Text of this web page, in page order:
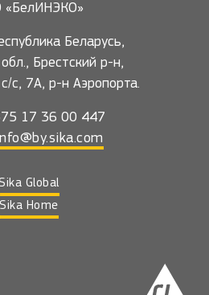
«БелИНЭКО»
Беларусь,
Брестский р-н,
с, 7А, р-н Аэропорта.
17 36 00 447
Sika Global
Sika Home